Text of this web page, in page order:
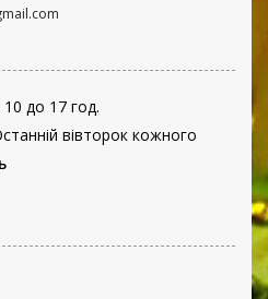
до 17 год.
вівторок кожного